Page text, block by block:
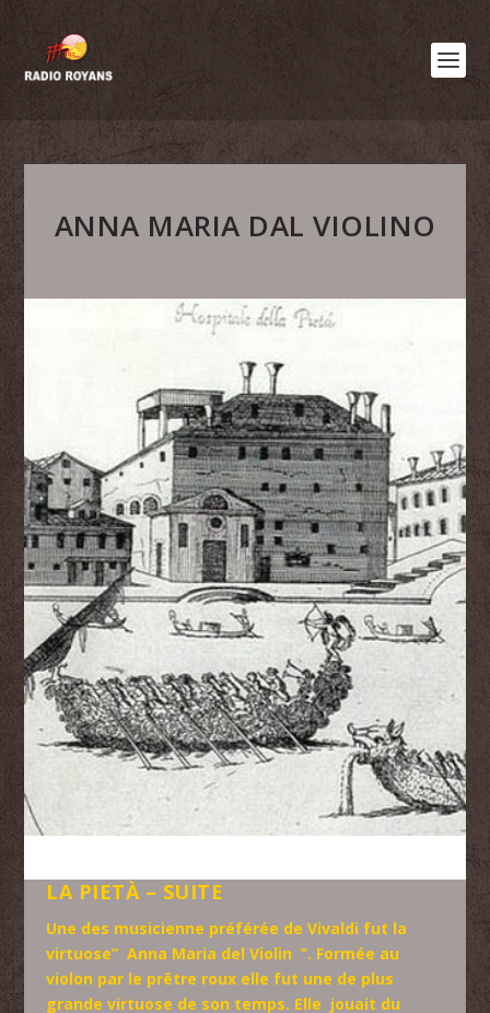
ANNA MARIA DAL VIOLINO
LA PIETÀ – SUITE
Une des musicienne préférée de Vivaldi fut la
virtuose’’ Anna Maria del Violin ‘’. Formée au
violon par le prêtre roux elle fut une de plus
grande virtuose de son temps. Elle jouait du